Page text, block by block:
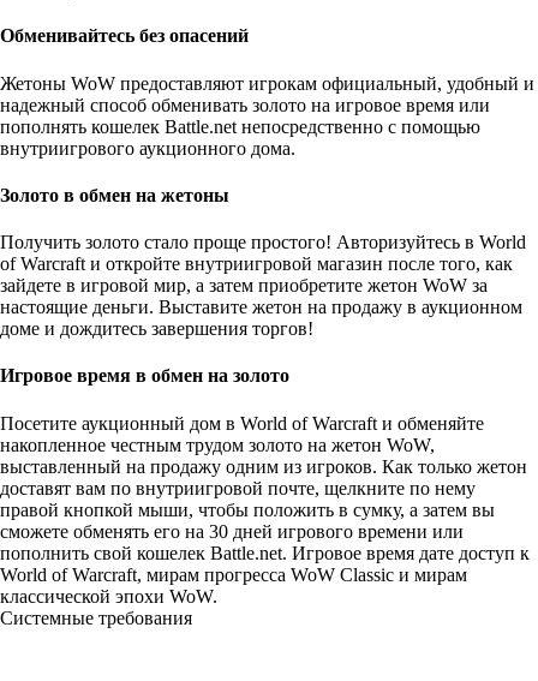
Обменивайтесь без опасений
Жетоны WoW предоставляют игрокам официальный, удобный и
надежный способ обменивать золото на игровое время или
пополнять кошелек Battle.net непосредственно с помощью
внутриигрового аукционного дома.
Золото в обмен на жетоны
Получить золото стало проще простого! Авторизуйтесь в World
of Warcraft и откройте внутриигровой магазин после того, как
зайдете в игровой мир, а затем приобретите жетон WoW за
настоящие деньги. Выставите жетон на продажу в аукционном
доме и дождитесь завершения торгов!
Игровое время в обмен на золото
Посетите аукционный дом в World of Warcraft и обменяйте
накопленное честным трудом золото на жетон WoW,
выставленный на продажу одним из игроков. Как только жетон
доставят вам по внутриигровой почте, щелкните по нему
правой кнопкой мыши, чтобы положить в сумку, а затем вы
сможете обменять его на 30 дней игрового времени или
пополнить свой кошелек Battle.net. Игровое время дате доступ к
World of Warcraft, мирам прогресса WoW Classic и мирам
классической эпохи WoW.
Системные требования